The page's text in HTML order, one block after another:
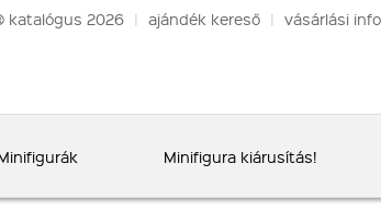
katalógus 2026 | ajándék kereső | vásárlási
Minifigura kiárusítás!